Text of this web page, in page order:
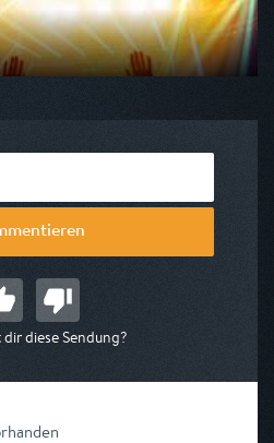
diese Sendung?